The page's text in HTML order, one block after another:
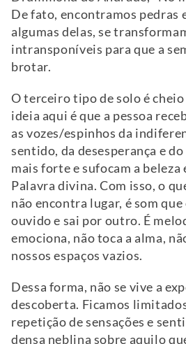
De fato, encontramos pedras
algumas delas, se
intransponíveis para que a
brotar.
O terceiro tipo de solo é
ideia aqui é que a pessoa
as vozes/espinhos da
sentido, da desesperança e
mais forte e sufocam a beleza
Palavra divina. Com isso, o
não encontra lugar, é som
ouvido e sai por outro. É
emociona, não toca a alma,
nossos espaços vazios.
Dessa forma, não se vive a
descoberta. Ficamos
repetição de sensações e
densa neblina sobre aquilo